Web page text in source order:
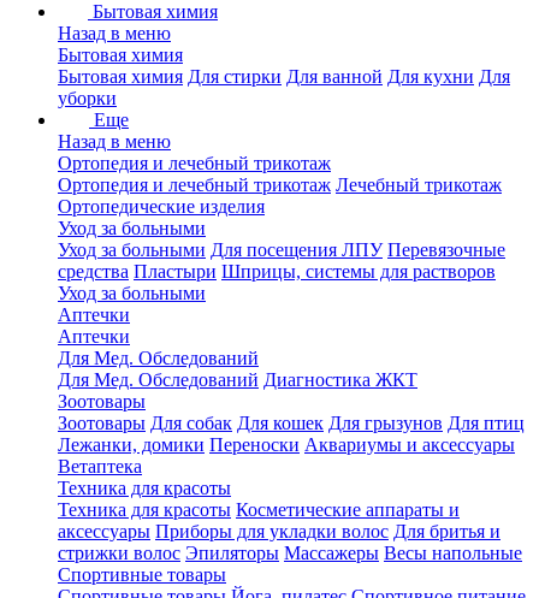
Бытовая химия
Назад в меню
Бытовая химия
Бытовая химия Для стирки Для ванной Для кухни Для
уборки
Еще
Назад в меню
Ортопедия и лечебный трикотаж
Ортопедия и лечебный трикотаж Лечебный трикотаж
Ортопедические изделия
Уход за больными
Уход за больными Для посещения ЛПУ Перевязочные
средства Пластыри Шприцы, системы для растворов
Уход за больными
Аптечки
Аптечки
Для Мед. Обследований
Для Мед. Обследований Диагностика ЖКТ
Зоотовары
Зоотовары Для собак Для кошек Для грызунов Для птиц
Лежанки, домики Переноски Аквариумы и аксессуары
Ветаптека
Техника для красоты
Техника для красоты Косметические аппараты и
аксессуары Приборы для укладки волос Для бритья и
стрижки волос Эпиляторы Массажеры Весы напольные
Спортивные товары